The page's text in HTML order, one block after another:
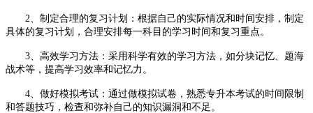
2、制定合理的复习计划：根据自己的实际情况和时间安排，制定
具体的复习计划，合理安排每一科目的学习时间和复习重点。
3、高效学习方法：采用科学有效的学习方法，如分块记忆、题海
战术等，提高学习效率和记忆力。
4、做好模拟考试：通过做模拟试卷，熟悉专升本考试的时间限制
和答题技巧，检查和弥补自己的知识漏洞和不足。